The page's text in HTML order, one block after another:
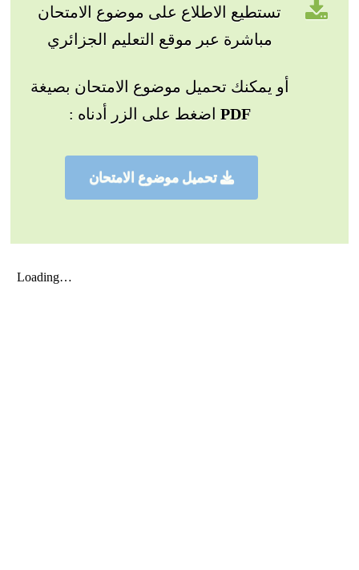
تستطيع الاطلاع على موضوع الامتحان
مباشرة عبر موقع التعليم الجزائري
أو يمكنك تحميل موضوع الامتحان بصيغة
PDF اضغط على الزر أدناه :
تحميل موضوع الامتحان